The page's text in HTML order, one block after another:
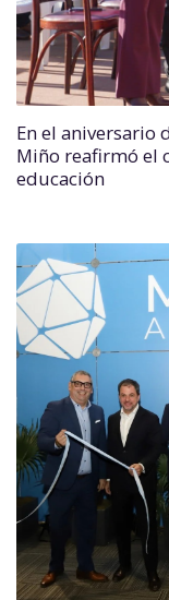
En el aniversario
Miño reafirmó el
educación